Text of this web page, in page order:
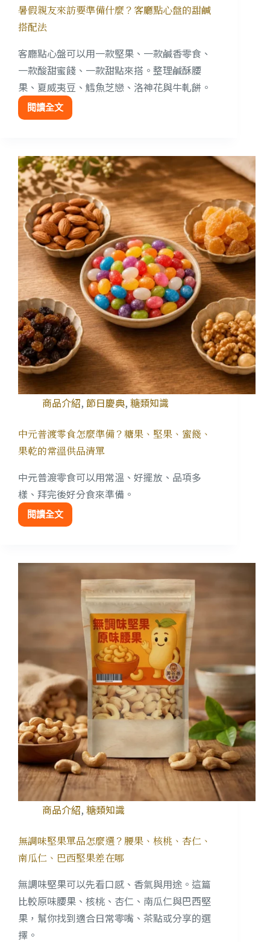
暑假親友來訪要準備什麼？客廳點心盤的甜鹹
搭配法
客廳點心盤可以用一款堅果、一款鹹香零食、
一款酸甜蜜餞、一款甜點來搭。整理鹹酥腰
果、夏威夷豆、鱈魚芝戀、洛神花與牛軋餅。
閱讀全文
商品介紹, 節日慶典, 糖類知識
中元普渡零食怎麼準備？糖果、堅果、蜜餞、
果乾的常溫供品清單
中元普渡零食可以用常溫、好擺放、品項多
樣、拜完後好分食來準備。
閱讀全文
商品介紹, 糖類知識
無調味堅果單品怎麼選？腰果、核桃、杏仁、
南瓜仁、巴西堅果差在哪
無調味堅果可以先看口感、香氣與用途。這篇
比較原味腰果、核桃、杏仁、南瓜仁與巴西堅
果，幫你找到適合日常零嘴、茶點或分享的選
擇。